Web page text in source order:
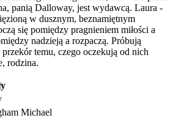
panią Dalloway, jest wydawcą. Laura -
w dusznym, beznamiętnym
się pomiędzy pragnieniem miłości a
nadzieją a rozpaczą. Próbują
temu, czego oczekują od nich
rodzina.
Michael